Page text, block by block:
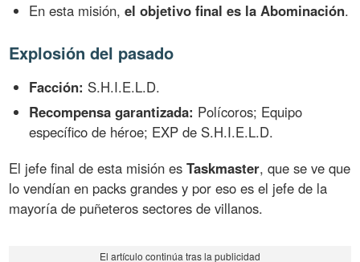
En esta misión,el objetivo final es la Abominación.
Explosión del pasado
Facción: S.H.I.E.L.D.
Recompensa garantizada: Polícoros; Equipo
específico de héroe; EXP de S.H.I.E.L.D.
El jefe final de esta misión esTaskmaster, que se ve que
lo vendían en packs grandes y por eso es el jefe de la
mayoría de puñeteros sectores de villanos.